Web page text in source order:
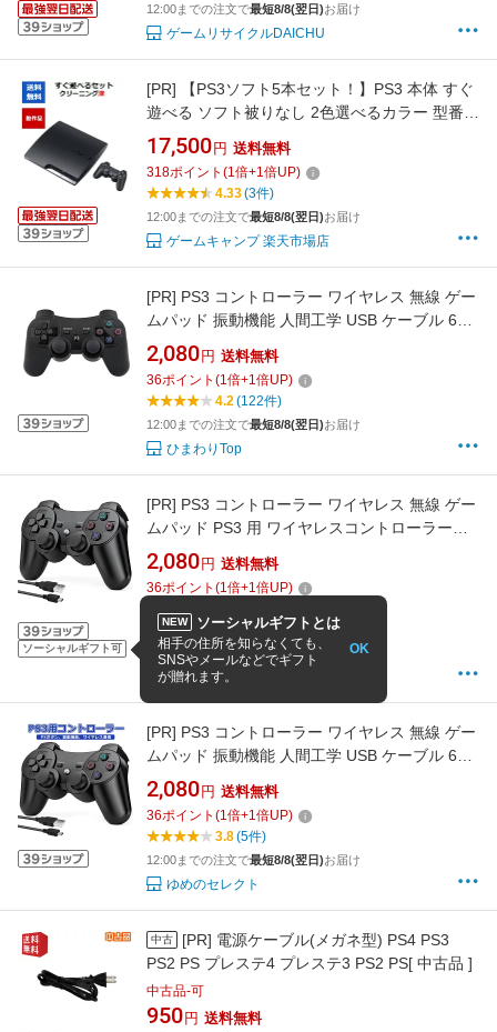
12:00までの注文で最短8/8(翌日)お届け
ゲームリサイクルDAICHU
[PR]
【PS3ソフト5本セット！】PS3 本体 すぐ
遊べる ソフト被りなし 2色選べるカラー 型番
2000 2100 2500 3000 PlayStation3 プレステ3
プレイステーション3【中古】
17,500 円 送料無料
318ポイント (1倍+1倍UP)
4.33(3件)
12:00までの注文で最短8/8(翌日)お届け
ゲームキャンプ 楽天市場店
[PR] PS3 コントローラー ワイヤレス 無線 ゲー
ムパッド 振動機能 人間工学 USB ケーブル 6軸
リモートゲームパッド 充電式 USB
2,080 円 送料無料
36ポイント (1倍+1倍UP)
4.2(122件)
12:00までの注文で最短8/8(翌日)お届け
ひまわりTop
ソーシャルギフト可
[PR] PS3 コントローラー ワイヤレス 無線 ゲー
ムパッド PS3 用 ワイヤレスコントローラー
PS3 用コントローラー 500mAh大容量バッテリ
ー 無線Bluetooth接続 10時間連続使用 USB ケ
ーブル 振動機能 ワイヤレス3コントローラー
P3/PC対応
2,080 円 送料無料
36ポイント (1倍+1倍UP)
ランキング入賞
12:00までの注文で 最短8/8(翌日) お届け
yuzurand
[PR] PS3 コントローラー ワイヤレス 無線 ゲー
ムパッド 振動機能 人間工学 USB ケーブル 6軸
リモートゲームパッド 充電式 USB
2,080 円 送料無料
36ポイント (1倍+1倍UP)
3.8(5件)
12:00までの注文で最短8/8(翌日)お届け
ゆめのセレクト
中古 [PR] 電源ケーブル(メガネ型) PS4 PS3
PS2 PS プレステ4 プレステ3 PS2 PS[ 中古品 ]
中古品-可
950 円 送料無料
NEW ソーシャルギフトとは
相手の住所を知らなくても、
SNSやメールなどでギフト
が贈れます。
OK